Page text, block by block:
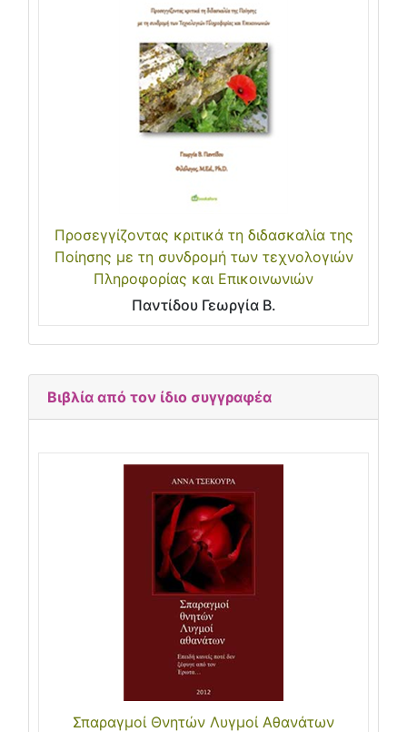
Προσεγγίζοντας κριτικά τη διδασκαλία της
Ποίησης με τη συνδρομή των τεχνολογιών
Πληροφορίας και Επικοινωνιών
Παντίδου Γεωργία Β.
Βιβλία από τον ίδιο συγγραφέα
Σπαραγμοί Θνητών Λυγμοί Αθανάτων